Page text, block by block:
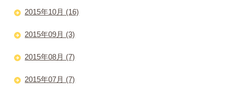
2015年10月 (16)
2015年09月 (3)
2015年08月 (7)
2015年07月 (7)